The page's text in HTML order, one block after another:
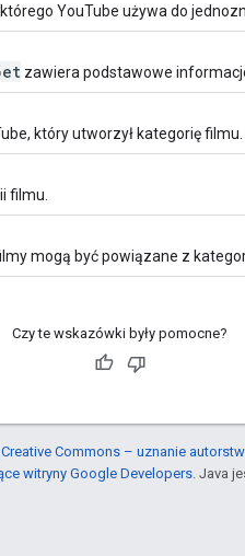
YouTube używa do
zawiera podstawowe
który utworzył kategorię filmu.
filmu.
mogą być powiązane z
Czy te wskazówki były pomocne?
Commons – uznanie
witryny Google Developers . Java